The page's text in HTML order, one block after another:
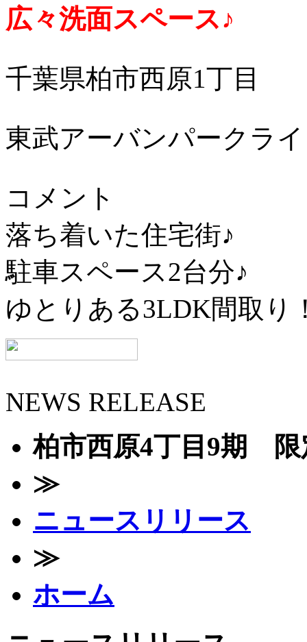
広々洗面スペース♪
千葉県柏市西原1丁目
東武アーバンパークラ
コメント
落ち着いた住宅街♪
駐車スペース2台分♪
ゆとりある3LDK間取り
NEWS RELEASE
柏市西原4丁目9期
≫
ニュースリリース
≫
ホーム